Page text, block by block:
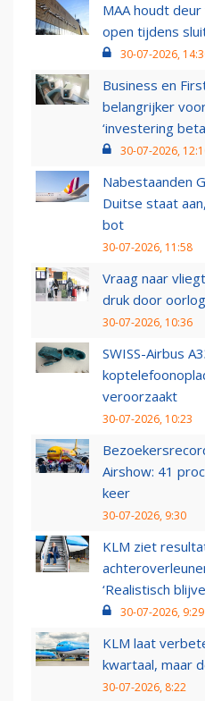
MAA houdt
open tijdens
30-07-2026,
Business en
belangrijker
‘investering
30-07-2026,
Nabestaanden
Duitse staat
bot
30-07-2026, 11:58
Vraag naar
druk door
30-07-2026, 10:36
SWISS-Airbus
veroorzaakt
30-07-2026, 10:23
Airshow: 41
keer
30-07-2026, 9:30
KLM ziet
‘Realistisch
30-07-2026, 9:29
KLM laat
kwartaal, maar
30-07-2026, 8:22